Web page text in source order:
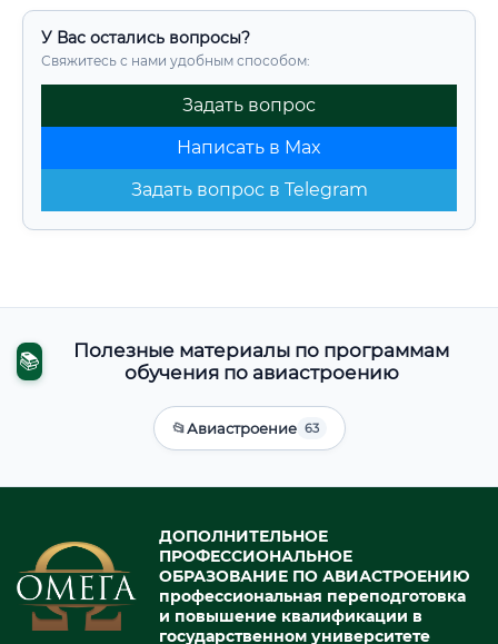
У Вас остались вопросы?
Свяжитесь с нами удобным способом:
Задать вопрос
Написать в Max
Задать вопрос в Telegram
📚
Полезные материалы по программам
обучения по авиастроению
📂Авиастроение 63
ДОПОЛНИТЕЛЬНОЕ
ПРОФЕССИОНАЛЬНОЕ
ОБРАЗОВАНИЕ ПО АВИАСТРОЕНИЮ
профессиональная переподготовка
и повышение квалификации в
государственном университете